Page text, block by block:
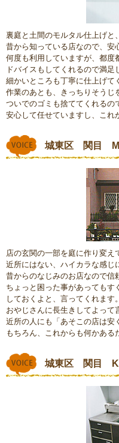
裏庭と土間のモルタル仕上げと
昔から知っている店なので、安
何度も利用していますが、都度
ドバイスもしてくれるので満足
細かいところも丁寧に仕上げて
作業のあとも、きっちりそうじ
ついでのゴミも捨ててくれるの
安心して任せていますし、これ
城東区 関目 M
店の玄関の一部を庭に作り変え
近所にはない、ハイカラな感じ
昔からのなじみのお店なので信
ちょっと困った事があってもす
しておくよと、言ってくれます。
おやじさんに長生きしてよって
近所の人にも「あそこの店は安
もちろん、これからも何かある
城東区 関目 K